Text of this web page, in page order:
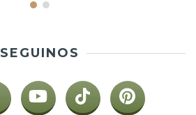
SEGUINOS